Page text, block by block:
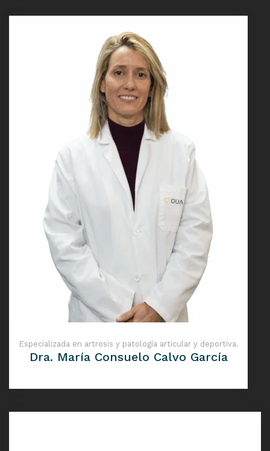
Especializada en artrosis y patología articular y deportiva.
Dra. María Consuelo Calvo García